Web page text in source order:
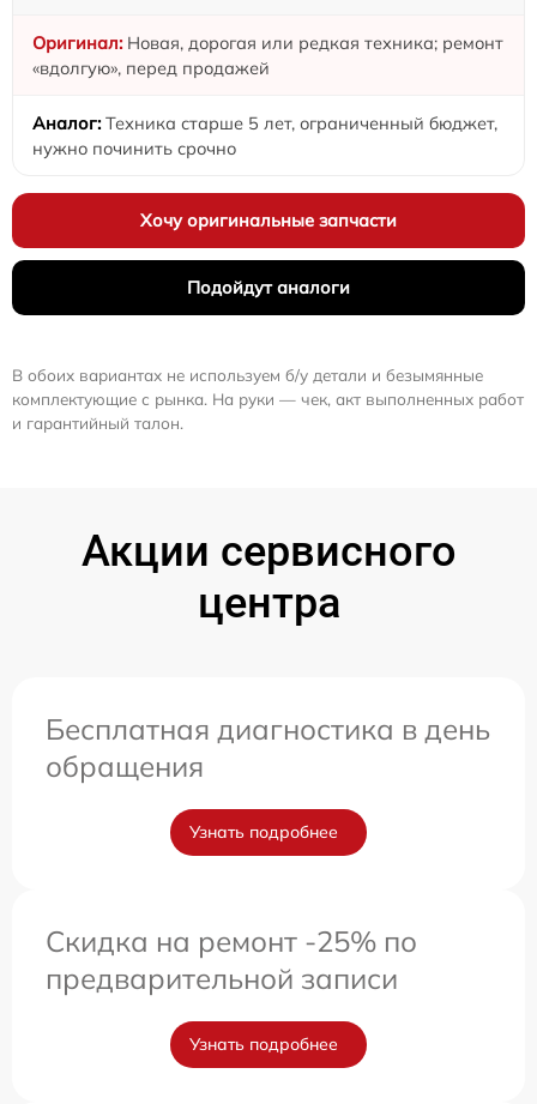
Новая, дорогая или редкая техника; ремонт
«вдолгую», перед продажей
Техника старше 5 лет, ограниченный бюджет,
нужно починить срочно
Хочу оригинальные запчасти
Подойдут аналоги
В обоих вариантах не используем б/у детали и безымянные
комплектующие с рынка. На руки — чек, акт выполненных работ
и гарантийный талон.
Акции сервисного
центра
Бесплатная диагностика в день
обращения
Узнать подробнее
Скидка на ремонт -25% по
предварительной записи
Узнать подробнее